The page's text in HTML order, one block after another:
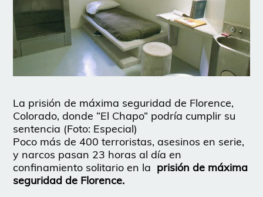
La prisión de máxima seguridad de Florence,
Colorado, donde “El Chapo” podría cumplir su
sentencia (Foto: Especial)
Poco más de 400 terroristas, asesinos en serie,
y narcos pasan 23 horas al día en
confinamiento solitario en la prisión de máxima
seguridad de Florence.